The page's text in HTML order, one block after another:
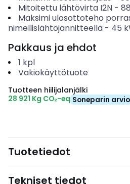
Mitoitettu lähtövirta I2N- 88
Maksimi ulosottoteho
nimellislähtöjännitteellä - 45
Pakkaus ja ehdot
1 kpl
Vakiokäyttötuote
Tuotteen hiilijalanjälki
28 921 Kg CO₂-eq Soneparin arvio
Tuotetiedot
Tekniset tiedot